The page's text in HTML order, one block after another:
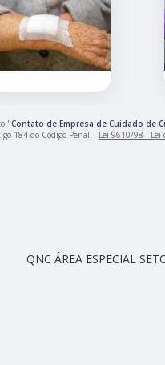
"Contato de Empresa de Cuidado de
184 do Código Penal – Lei 9610/98 - Lei
QNC ÁREA ESPECIAL